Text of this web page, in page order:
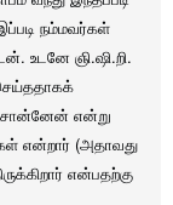
நம்மவர்கள்
உடனே ஞி.ஷி.றி.
என்று
என்றார் (அதாவது
என்பதற்கு